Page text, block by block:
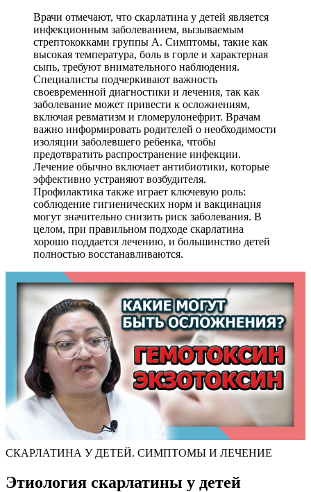
Врачи отмечают, что скарлатина у детей является
инфекционным заболеванием, вызываемым
стрептококками группы А. Симптомы, такие как
высокая температура, боль в горле и характерная
сыпь, требуют внимательного наблюдения.
Специалисты подчеркивают важность
своевременной диагностики и лечения, так как
заболевание может привести к осложнениям,
включая ревматизм и гломерулонефрит. Врачам
важно информировать родителей о необходимости
изоляции заболевшего ребенка, чтобы
предотвратить распространение инфекции.
Лечение обычно включает антибиотики, которые
эффективно устраняют возбудителя.
Профилактика также играет ключевую роль:
соблюдение гигиенических норм и вакцинация
могут значительно снизить риск заболевания. В
целом, при правильном подходе скарлатина
хорошо поддается лечению, и большинство детей
полностью восстанавливаются.
СКАРЛАТИНА У ДЕТЕЙ. СИМПТОМЫ И ЛЕЧЕНИЕ
Этиология скарлатины у детей